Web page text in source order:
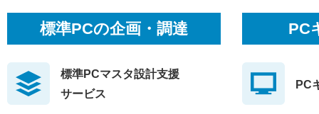
標準PCの企画・調達
標準PCマスタ設計支援
サービス
PC
PC